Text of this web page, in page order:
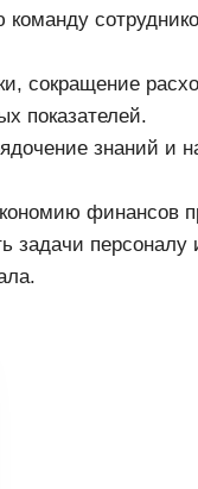
сокращение
показателей.
знаний и
финансов
задачи